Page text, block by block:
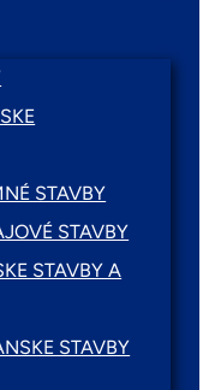
STAVBY
STAVBY
STAVBY A
STAVBY